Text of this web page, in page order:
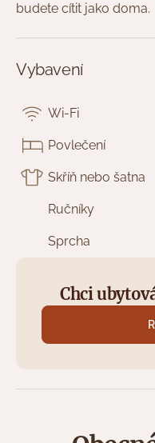
budete cítit jako doma.
Vybavení
Wi-Fi
Povlečení
Skříň nebo šatna
Ručníky
Sprcha
Chci